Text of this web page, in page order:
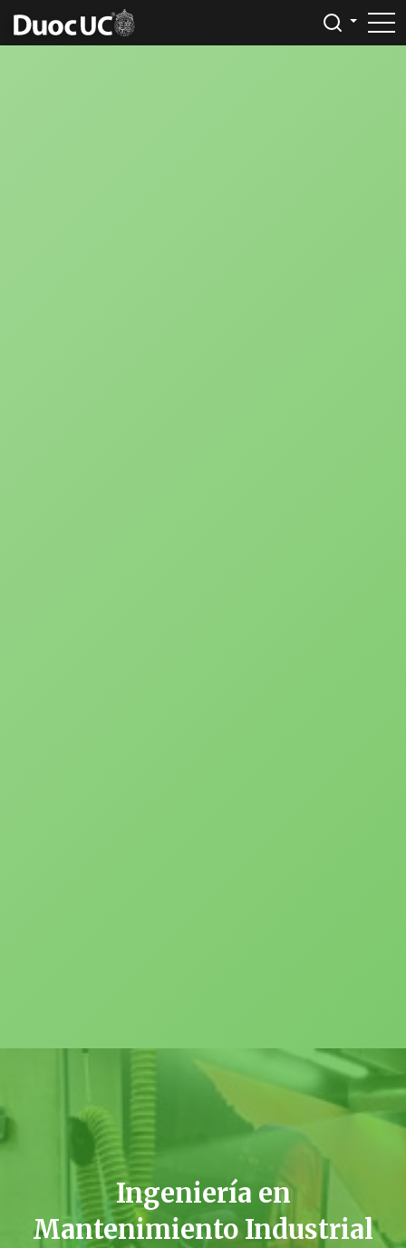
Ingeniería en
Mantenimiento Industrial